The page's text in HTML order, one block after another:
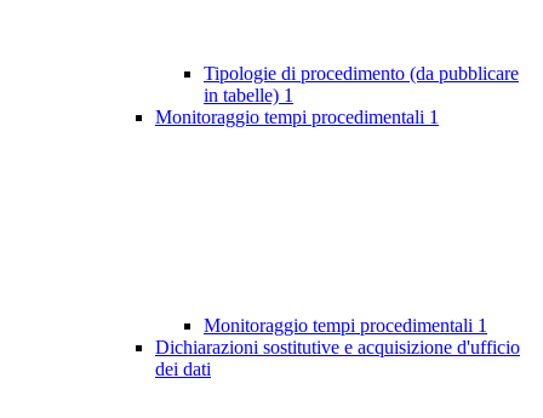
Tipologie di procedimento (da pubblicare
in tabelle) 1
Monitoraggio tempi procedimentali 1
Monitoraggio tempi procedimentali 1
Dichiarazioni sostitutive e acquisizione d'ufficio
dei dati